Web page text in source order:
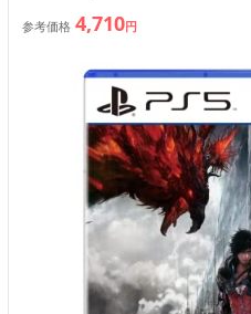
参考価格 4,710円